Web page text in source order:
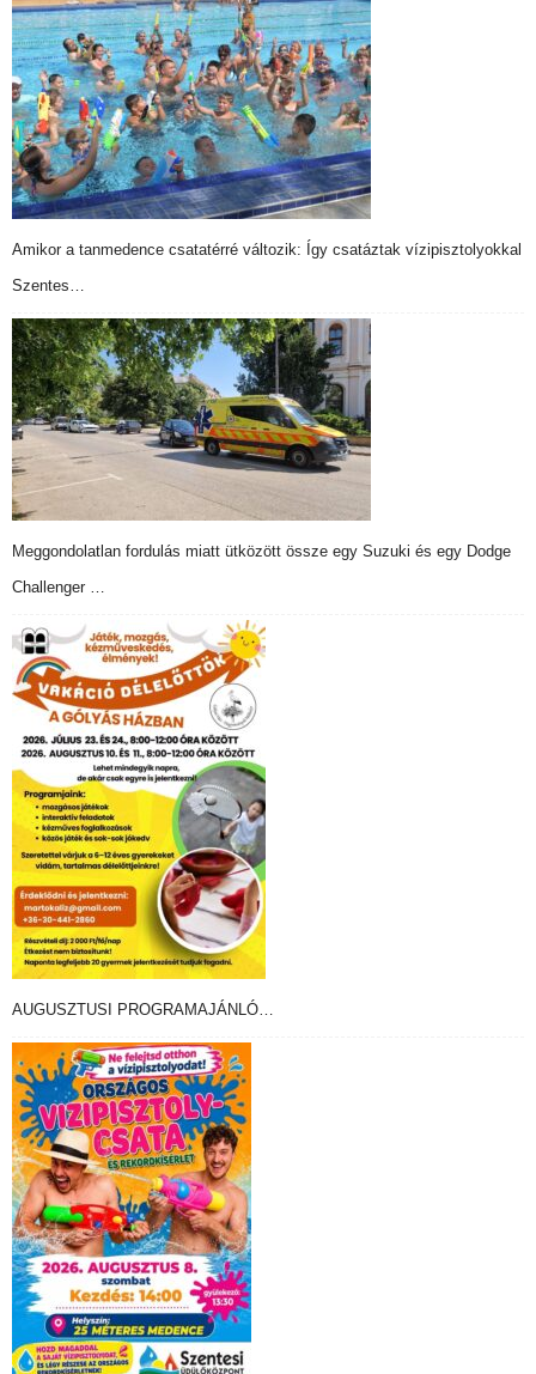
Amikor a tanmedence csatatérré változik: Így csatáztak vízipisztolyokkal
Szentes…
Meggondolatlan fordulás miatt ütközött össze egy Suzuki és egy Dodge
Challenger …
AUGUSZTUSI PROGRAMAJÁNLÓ…